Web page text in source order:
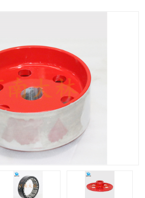
气动元件
CB离合器
联轴器
液力端配件